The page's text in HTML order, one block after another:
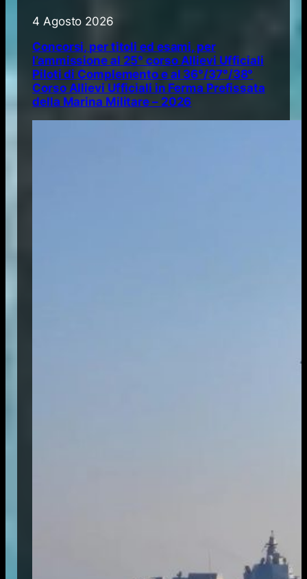
4 Agosto 2026
Concorsi, per titoli ed esami, per
l’ammissione al 25° corso Allievi Ufficiali
Piloti di Complemento e al 36°/37°/38°
Corso Allievi Ufficiali in Ferma Prefissata
della Marina Militare – 2026